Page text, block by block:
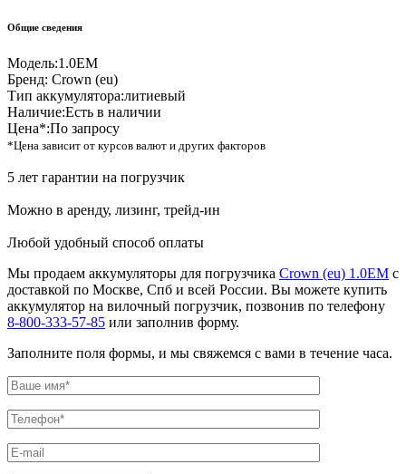
Общие сведения
Модель:1.0EM
Бренд: Crown (eu)
Тип аккумулятора:литиевый
Наличие:Есть в наличии
Цена*:По запросу
*Цена зависит от курсов валют и других факторов
5 лет гарантии на погрузчик
Можно в аренду, лизинг, трейд-ин
Любой удобный способ оплаты
Мы продаем аккумуляторы для погрузчика Crown (eu) 1.0EM с
доставкой по Москве, Спб и всей России. Вы можете купить
аккумулятор на вилочный погрузчик, позвонив по телефону
8-800-333-57-85 или заполнив форму.
Заполните поля формы, и мы свяжемся с вами в течение часа.